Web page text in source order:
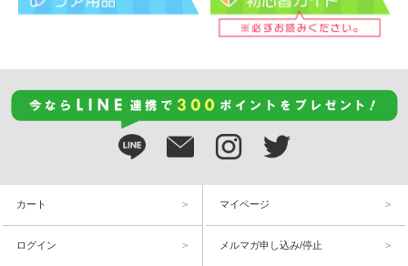
カート マイページ
ログイン メルマガ申し込み/停止